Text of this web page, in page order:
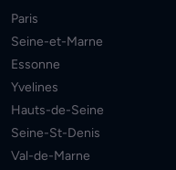
Paris
Seine-et-Marne
Essonne
Yvelines
Hauts-de-Seine
Seine-St-Denis
Val-de-Marne